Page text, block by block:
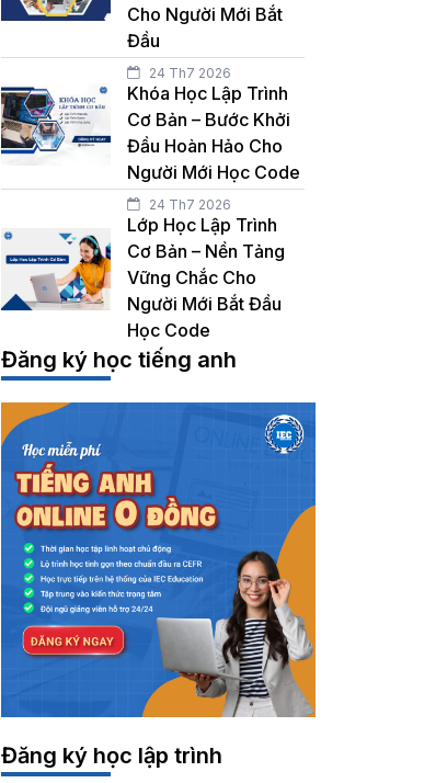
Cho Người Mới Bắt
Đầu
24 Th7 2026
Khóa Học Lập Trình
Cơ Bản – Bước Khởi
Đầu Hoàn Hảo Cho
Người Mới Học Code
24 Th7 2026
Lớp Học Lập Trình
Cơ Bản – Nền Tảng
Vững Chắc Cho
Người Mới Bắt Đầu
Học Code
Đăng ký học tiếng anh
Đăng ký học lập trình